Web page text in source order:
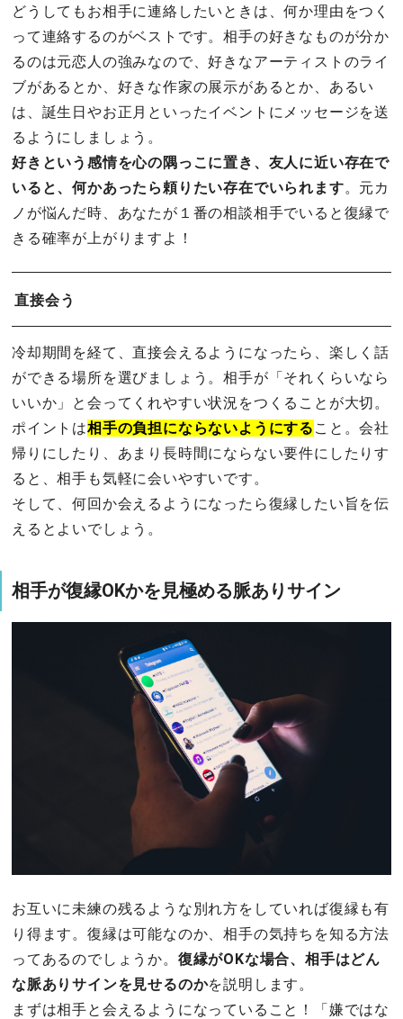
どうしてもお相手に連絡したいときは、何か理由をつく
って連絡するのがベストです。相手の好きなものが分か
るのは元恋人の強みなので、好きなアーティストのライ
ブがあるとか、好きな作家の展示があるとか、あるい
は、誕生日やお正月といったイベントにメッセージを送
るようにしましょう。
好きという感情を心の隅っこに置き、友人に近い存在で
いると、何かあったら頼りたい存在でいられます。元カ
ノが悩んだ時、あなたが１番の相談相手でいると復縁で
きる確率が上がりますよ！
直接会う
冷却期間を経て、直接会えるようになったら、楽しく話
ができる場所を選びましょう。相手が「それくらいなら
いいか」と会ってくれやすい状況をつくることが大切。
ポイントは相手の負担にならないようにする こと。会社
帰りにしたり、あまり長時間にならない要件にしたりす
ると、相手も気軽に会いやすいです。
そして、何回か会えるようになったら復縁したい旨を伝
えるとよいでしょう。
相手が復縁OKかを見極める脈ありサイン
お互いに未練の残るような別れ方をしていれば復縁も有
り得ます。復縁は可能なのか、相手の気持ちを知る方法
ってあるのでしょうか。 復縁がOKな場合、相手はどん
な脈ありサインを見せるのかを説明します。
まずは相手と会えるようになっていること！「嫌ではな